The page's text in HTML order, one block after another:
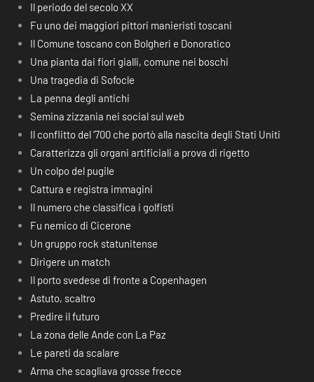
Il periodo del secolo XX
Fu uno dei maggiori pittori manieristi toscani
Il Comune toscano con Bolgheri e Donoratico
Una pianta dai fiori gialli, comune nei boschi
Una tragedia di Sofocle
La penna degli antichi
Semina zizzania nei social sul web
Il conflitto del ‘700 che portò alla nascita degli Stati Uniti
Caratterizza gli organi artificiali a prova di rigetto
Un colpo del pugile
Cattura e registra immagini
Il numero che classifica i golfisti
Fu nemico di Cicerone
Un gruppo rock statunitense
Dirigere un match
Il porto svedese di fronte a Copenhagen
Astuto, scaltro
Predire il futuro
La zona delle Ande con La Paz
Le pareti da scalare
Arma che scagliava grosse frecce